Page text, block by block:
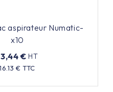
aspirateur Numatic-
x10
€ HT
16.13 € TTC
Prix